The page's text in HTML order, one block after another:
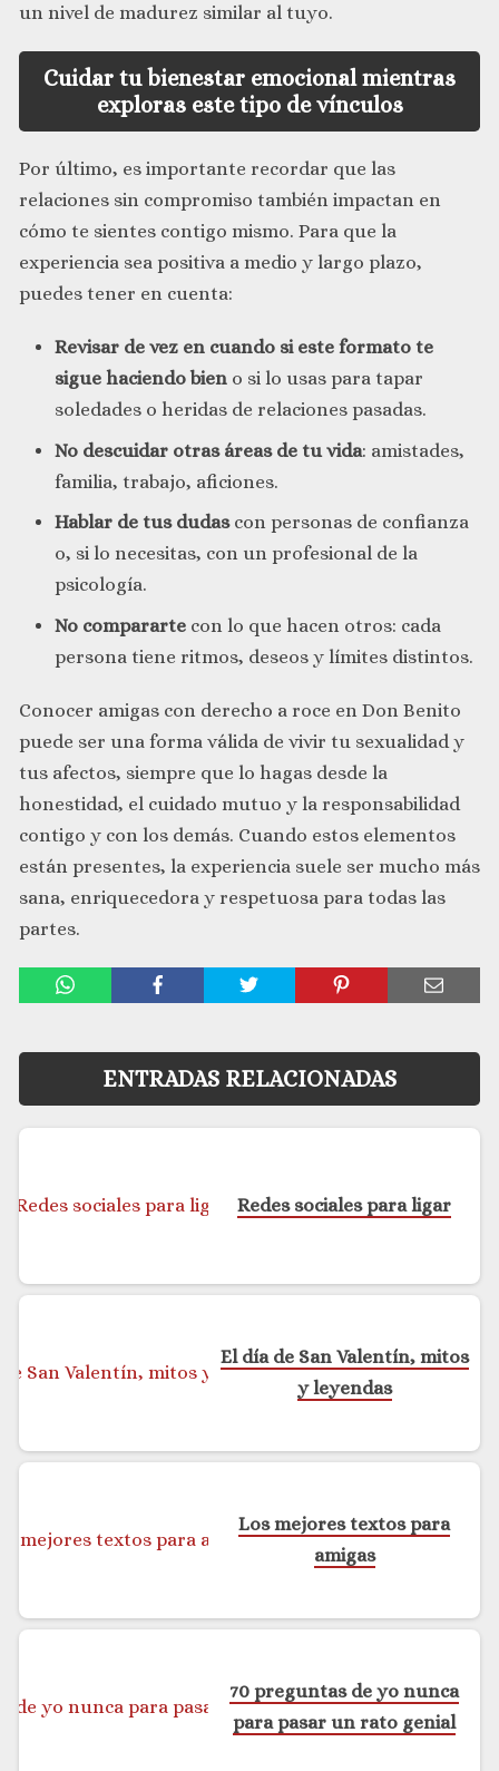
un nivel de madurez similar al tuyo.
Cuidar tu bienestar emocional mientras
exploras este tipo de vínculos
Por último, es importante recordar que las
relaciones sin compromiso también impactan en
cómo te sientes contigo mismo. Para que la
experiencia sea positiva a medio y largo plazo,
puedes tener en cuenta:
Revisar de vez en cuando si este formato te
sigue haciendo bien o si lo usas para tapar
soledades o heridas de relaciones pasadas.
No descuidar otras áreas de tu vida: amistades,
familia, trabajo, aficiones.
Hablar de tus dudascon personas de confianza
o, si lo necesitas, con un profesional de la
psicología.
No compararte con lo que hacen otros: cada
persona tiene ritmos, deseos y límites distintos.
Conocer amigas con derecho a roce en Don Benito
puede ser una forma válida de vivir tu sexualidad y
tus afectos, siempre que lo hagas desde la
honestidad, el cuidado mutuo y la responsabilidad
contigo y con los demás. Cuando estos elementos
están presentes, la experiencia suele ser mucho más
sana, enriquecedora y respetuosa para todas las
partes.
ENTRADAS RELACIONADAS
Redes sociales para ligar
El día de San Valentín, mitos
y leyendas
Los mejores textos para
amigas
70 preguntas de yo nunca
para pasar un rato genial